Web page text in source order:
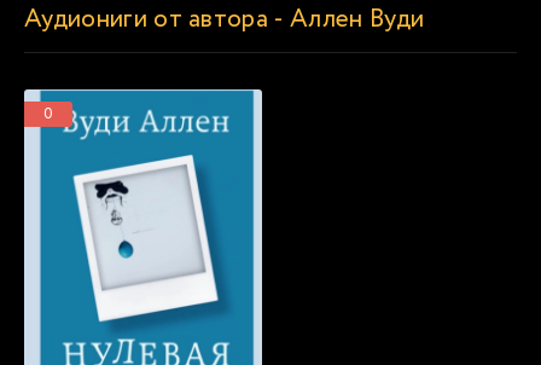
Аудиониги от автора - Аллен Вуди
0